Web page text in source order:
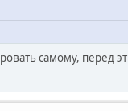
самому, перед